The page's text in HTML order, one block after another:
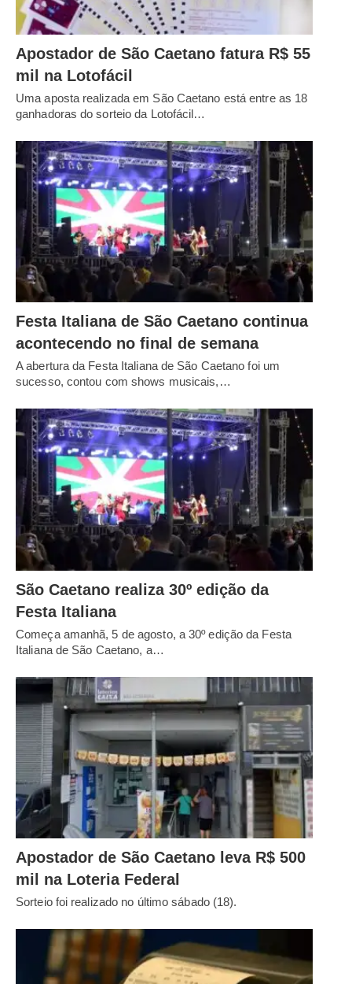
Apostador de São Caetano fatura R$ 55
mil na Lotofácil
Uma aposta realizada em São Caetano está entre as 18
ganhadoras do sorteio da Lotofácil…
Festa Italiana de São Caetano continua
acontecendo no final de semana
A abertura da Festa Italiana de São Caetano foi um
sucesso, contou com shows musicais,…
São Caetano realiza 30º edição da
Festa Italiana
Começa amanhã, 5 de agosto, a 30º edição da Festa
Italiana de São Caetano, a…
Apostador de São Caetano leva R$ 500
mil na Loteria Federal
Sorteio foi realizado no último sábado (18).